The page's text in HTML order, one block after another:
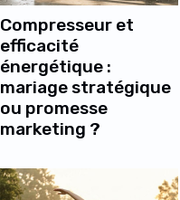
Compresseur et
efficacité
énergétique :
mariage stratégique
ou promesse
marketing ?